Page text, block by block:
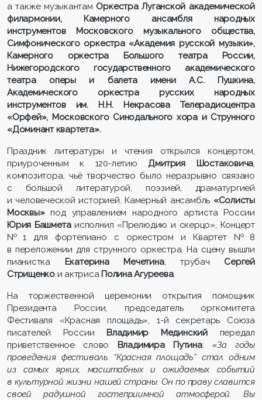
а также музыкантам Оркестра Луганской академической
филармонии, Камерного ансамбля народных
инструментов Московского музыкального общества,
Симфонического оркестра «Академия русской музыки»,
Камерного оркестра Большого театра России,
Нижегородского государственного академического
театра оперы и балета имени А.С. Пушкина,
Академического оркестра русских народных
инструментов им. Н.Н. Некрасова Телерадиоцентра
«Орфей», Московского Синодального хора и Струнного
«Доминант квартета».
Праздник литературы и чтения открылся концертом,
приуроченным к 120-летиюДмитрия Шостаковича,
композитора, чьё творчество было неразрывно связано
с большой литературой, поэзией, драматургией
и человеческой историей. Камерный ансамбль «Солисты
Москвы»под управлением народного артиста России
Юрия Башметаисполнил «Прелюдию и скерцо», Концерт
№ 1 для фортепиано с оркестром и Квартет № 8
в переложении для струнного оркестра. На сцену вышли
пианистка Екатерина Мечетина, трубач Сергей
Стрищенкои актриса Полина Агуреева.
На торжественной церемонии открытия помощник
Президента России, председатель оргкомитета
Фестиваля «Красная площадь», 1-й секретарь Союза
писателей России Владимир Мединскийпередал
приветственное слово Владимира Путина:«За годы
проведения фестиваль “Красная площадь” стал одним
из самых ярких, масштабных и ожидаемых событий
в культурной жизни нашей страны. Он по праву славится
своей радушной гостеприимной атмосферой. Вы